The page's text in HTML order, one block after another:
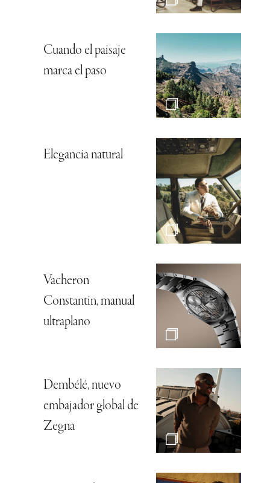
Cuando el paisaje
marca el paso
Elegancia natural
Vacheron
Constantin, manual
ultraplano
Dembélé, nuevo
embajador global de
Zegna